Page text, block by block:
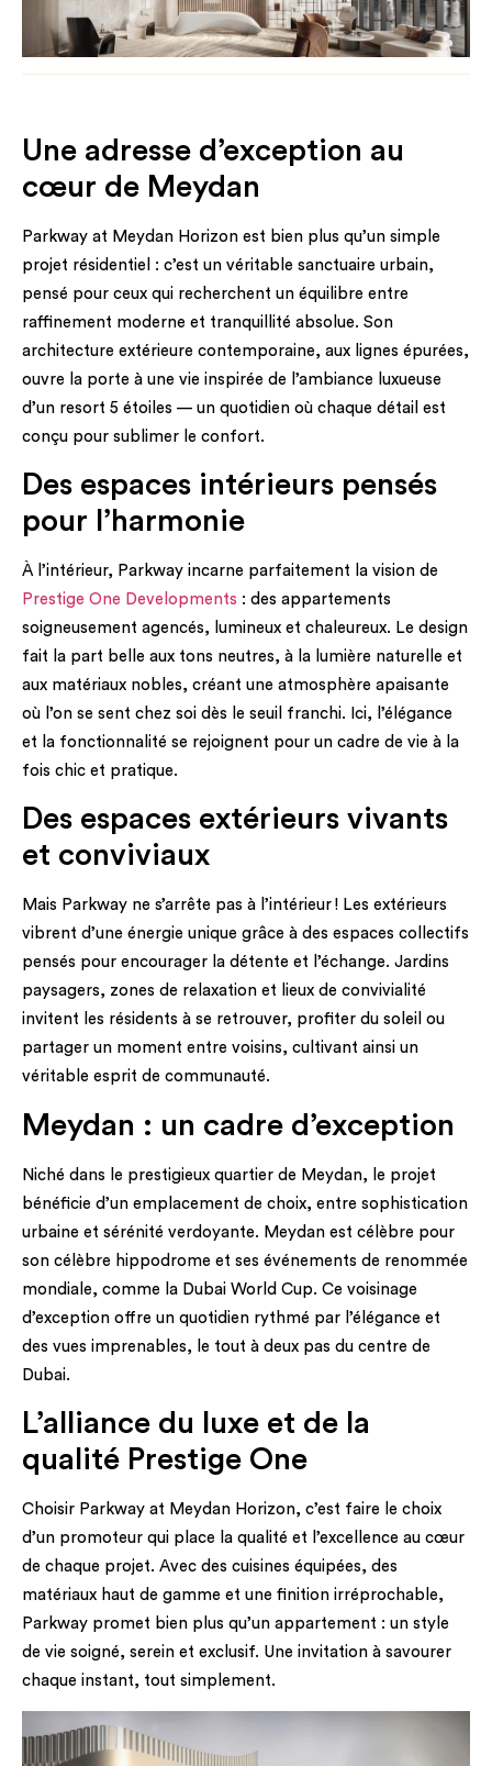
Une adresse d’exception au
cœur de Meydan
Parkway at Meydan Horizon est bien plus qu’un simple
projet résidentiel : c’est un véritable sanctuaire urbain,
pensé pour ceux qui recherchent un équilibre entre
raffinement moderne et tranquillité absolue. Son
architecture extérieure contemporaine, aux lignes épurées,
ouvre la porte à une vie inspirée de l’ambiance luxueuse
d’un resort 5 étoiles — un quotidien où chaque détail est
conçu pour sublimer le confort.
Des espaces intérieurs pensés
pour l’harmonie
À l’intérieur, Parkway incarne parfaitement la vision de
Prestige One Developments : des appartements
soigneusement agencés, lumineux et chaleureux. Le design
fait la part belle aux tons neutres, à la lumière naturelle et
aux matériaux nobles, créant une atmosphère apaisante
où l’on se sent chez soi dès le seuil franchi. Ici, l’élégance
et la fonctionnalité se rejoignent pour un cadre de vie à la
fois chic et pratique.
Des espaces extérieurs vivants
et conviviaux
Mais Parkway ne s’arrête pas à l’intérieur ! Les extérieurs
vibrent d’une énergie unique grâce à des espaces collectifs
pensés pour encourager la détente et l’échange. Jardins
paysagers, zones de relaxation et lieux de convivialité
invitent les résidents à se retrouver, profiter du soleil ou
partager un moment entre voisins, cultivant ainsi un
véritable esprit de communauté.
Meydan : un cadre d’exception
Niché dans le prestigieux quartier de Meydan, le projet
bénéficie d’un emplacement de choix, entre sophistication
urbaine et sérénité verdoyante. Meydan est célèbre pour
son célèbre hippodrome et ses événements de renommée
mondiale, comme la Dubai World Cup. Ce voisinage
d’exception offre un quotidien rythmé par l’élégance et
des vues imprenables, le tout à deux pas du centre de
Dubai.
L’alliance du luxe et de la
qualité Prestige One
Choisir Parkway at Meydan Horizon, c’est faire le choix
d’un promoteur qui place la qualité et l’excellence au cœur
de chaque projet. Avec des cuisines équipées, des
matériaux haut de gamme et une finition irréprochable,
Parkway promet bien plus qu’un appartement : un style
de vie soigné, serein et exclusif. Une invitation à savourer
chaque instant, tout simplement.